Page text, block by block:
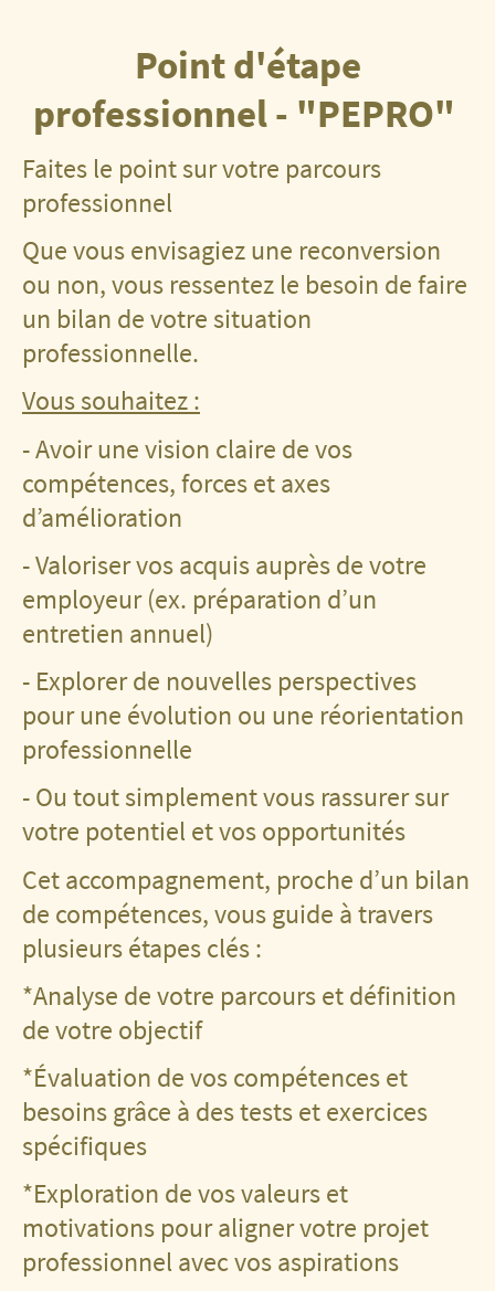
Point d'étape
professionnel - "PEPRO"
Faites le point sur votre parcours
professionnel
Que vous envisagiez une reconversion
ou non, vous ressentez le besoin de faire
un bilan de votre situation
professionnelle.
Vous souhaitez :
- Avoir une vision claire de vos
compétences, forces et axes
d’amélioration
- Valoriser vos acquis auprès de votre
employeur (ex. préparation d’un
entretien annuel)
- Explorer de nouvelles perspectives
pour une évolution ou une réorientation
professionnelle
- Ou tout simplement vous rassurer sur
votre potentiel et vos opportunités
Cet accompagnement, proche d’un bilan
de compétences, vous guide à travers
plusieurs étapes clés :
*Analyse de votre parcours et définition
de votre objectif
*Évaluation de vos compétences et
besoins grâce à des tests et exercices
spécifiques
*Exploration de vos valeurs et
motivations pour aligner votre projet
professionnel avec vos aspirations